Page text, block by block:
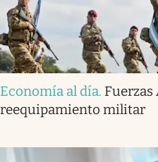
Economía al día. Fuerzas
reequipamiento militar